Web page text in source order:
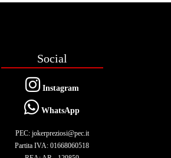
Social
Instagram
WhatsApp
PEC: jokerpreziosi@pec.it
Partita IVA: 01668060518